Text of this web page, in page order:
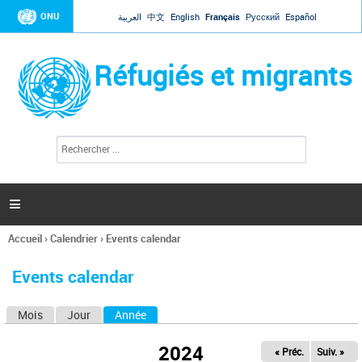
Jump to navigation
ONU العربية 中文 English Français Русский Español
Réfugiés et migrants
l
c
h
e

Vous
ici
Accueil›Calendrier› Events calendar
Events calendar
Mois Jour Année
2024 « Préc. Suiv. »